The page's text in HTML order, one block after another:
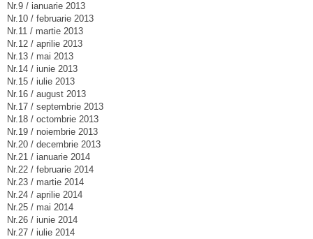
Nr.9 / ianuarie 2013
Nr.10 / februarie 2013
Nr.11 / martie 2013
Nr.12 / aprilie 2013
Nr.13 / mai 2013
Nr.14 / iunie 2013
Nr.15 / iulie 2013
Nr.16 / august 2013
Nr.17 / septembrie 2013
Nr.18 / octombrie 2013
Nr.19 / noiembrie 2013
Nr.20 / decembrie 2013
Nr.21 / ianuarie 2014
Nr.22 / februarie 2014
Nr.23 / martie 2014
Nr.24 / aprilie 2014
Nr.25 / mai 2014
Nr.26 / iunie 2014
Nr.27 / iulie 2014